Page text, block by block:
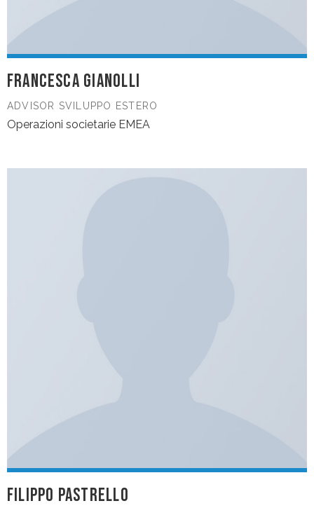
FRANCESCA GIANOLLI
ADVISOR SVILUPPO ESTERO
Operazioni societarie EMEA
FILIPPO PASTRELLO